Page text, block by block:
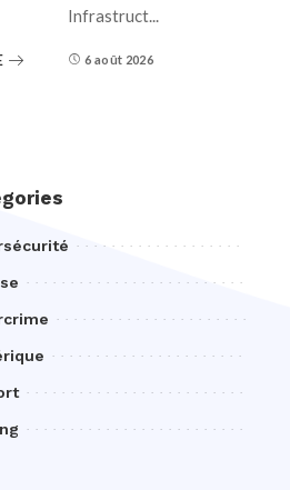
Infrastruct...
6 août 2026